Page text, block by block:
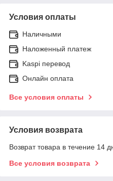
Условия оплаты
Наличными
Наложенный платеж
Kaspi перевод
Онлайн оплата
Все условия оплаты
Условия возврата
Возврат товара в течение 14
Все условия возврата